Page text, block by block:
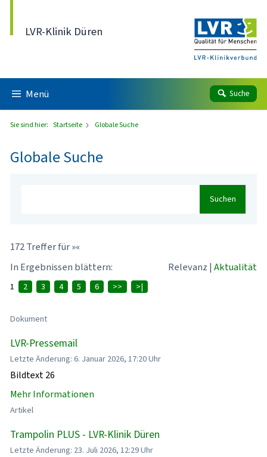
LVR-Klinik Düren
Menü Suche
Sie sind hier: Startseite Globale Suche
Globale Suche
Suchen
172 Treffer für »«
In Ergebnissen blättern:
Relevanz | Aktualität
1 2 3 4 5 6 >> >|
Dokument
LVR-Pressemail
Letzte Änderung: 6. Januar 2026, 17:20 Uhr
Bildtext 26
Mehr Informationen
Artikel
Trampolin PLUS - LVR-Klinik Düren
Letzte Änderung: 23. Juli 2026, 12:29 Uhr